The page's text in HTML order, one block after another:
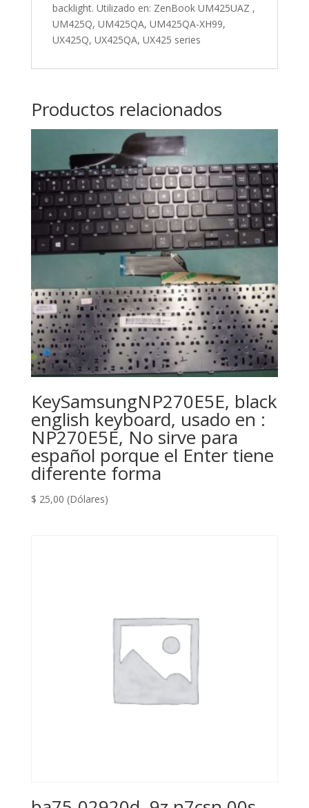
backlight. Utilizado en: ZenBook UM425UAZ ,
UM425Q, UM425QA, UM425QA-XH99,
UX425Q, UX425QA, UX425 series
Productos relacionados
KeySamsungNP270E5E, black
english keyboard, usado en :
NP270E5E, No sirve para
español porque el Enter tiene
diferente forma
$ 25,00 (Dólares)